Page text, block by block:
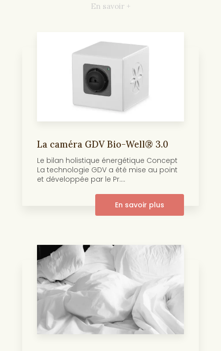
En savoir +
La caméra GDV Bio-Well® 3.0
Le bilan holistique énergétique Concept
La technologie GDV a été mise au point
et développée par le Pr....
En savoir plus